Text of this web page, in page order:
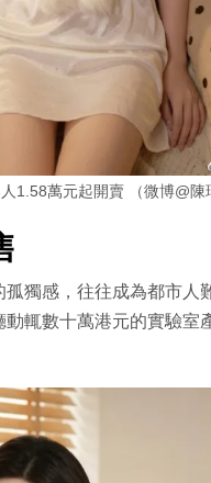
1.58萬元起開賣 （微博@陳
獨感，往往成為都市人
動輒數十萬港元的實驗